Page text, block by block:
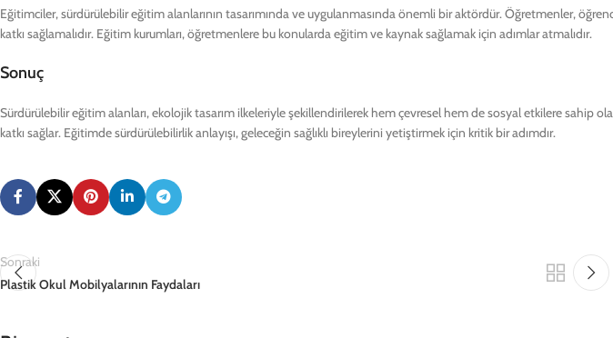
Eğitimciler, sürdürülebilir eğitim alanlarının tasarımında ve uygulanmasında önemli bir aktördür. Öğretmenler,
katkı sağlamalıdır. Eğitim kurumları, öğretmenlere bu konularda eğitim ve kaynak sağlamak için adımlar atmalıdır.
Sonuç
Sürdürülebilir eğitim alanları, ekolojik tasarım ilkeleriyle şekillendirilerek hem çevresel hem de sosyal etkilere sahip
katkı sağlar. Eğitimde sürdürülebilirlik anlayışı, geleceğin sağlıklı bireylerini yetiştirmek için kritik bir adımdır.
Sonraki
Plastik Okul Mobilyalarının Faydaları